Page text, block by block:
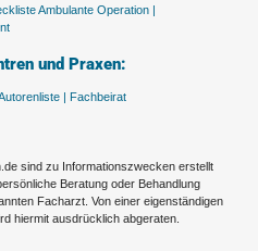
Ambulante Operation |
und Praxen:
| Fachbeirat
sind zu Informationszwecken erstellt
Beratung oder Behandlung
Facharzt. Von einer eigenständigen
hiermit ausdrücklich abgeraten.